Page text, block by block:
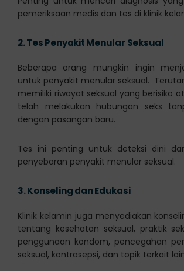
pemeriksaan medis dan tes di klinik
2.Tes Penyakit Menular Seksual
Beberapa orang mungkin ingin
untuk penyakit menular seksual.
memiliki riwayat seksual yang berisiko
telah melakukan hubungan seks
dengan pasangan baru.
Tes ini penting untuk deteksi dini
penyebaran penyakit menular seksual.
3.Konseling dan Edukasi
Klinik kelamin juga menyediakan
tentang kesehatan seksual, praktik
penggunaan kondom, pencegahan
seksual, kontrasepsi, dan topik terkait